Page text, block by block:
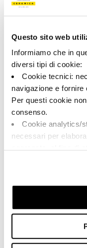
Questo sito web
Informiamo che in
diversi tipi di cookie:
Cookie tecnici:
navigazione e fornire
Per questi cookie
consenso.
Cookie analytics/
necessari per
Cookie di
previo tuo
navigazione e
linea con le tue
cookie di
riportati. Puoi avere
165226 | X-
Коллекция
00652
Черный
Типология:
Фон
Формат:
Share: